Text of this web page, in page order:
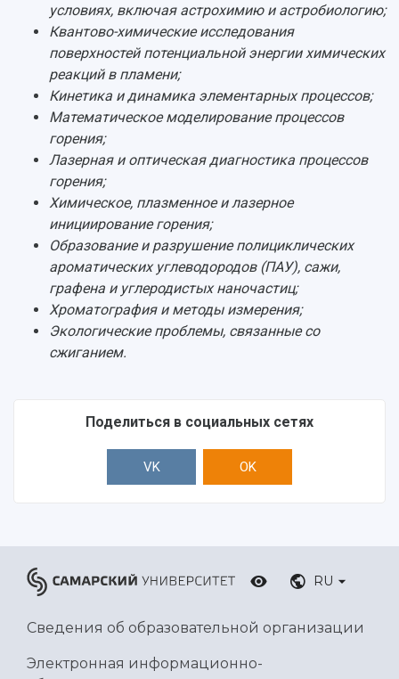
условиях, включая астрохимию и астробиологию;
Квантово-химические исследования
поверхностей потенциальной энергии химических
реакций в пламени;
Кинетика и динамика элементарных процессов;
Математическое моделирование процессов
горения;
Лазерная и оптическая диагностика процессов
горения;
Химическое, плазменное и лазерное
инициирование горения;
Образование и разрушение полициклических
ароматических углеводородов (ПАУ), сажи,
графена и углеродистых наночастиц;
Хроматография и методы измерения;
Экологические проблемы, связанные со
сжиганием.
Поделиться в социальных сетях
VK OK
RU
Сведения об образовательной организации
Электронная информационно-